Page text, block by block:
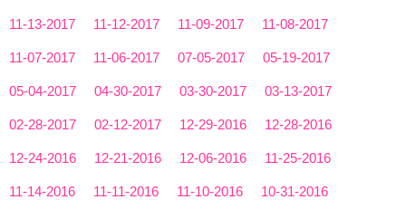
11-13-2017 11-12-2017 11-09-2017 11-08-2017
11-07-2017 11-06-2017 07-05-2017 05-19-2017
05-04-2017 04-30-2017 03-30-2017 03-13-2017
02-28-2017 02-12-2017 12-29-2016 12-28-2016
12-24-2016 12-21-2016 12-06-2016 11-25-2016
11-14-2016 11-11-2016 11-10-2016 10-31-2016